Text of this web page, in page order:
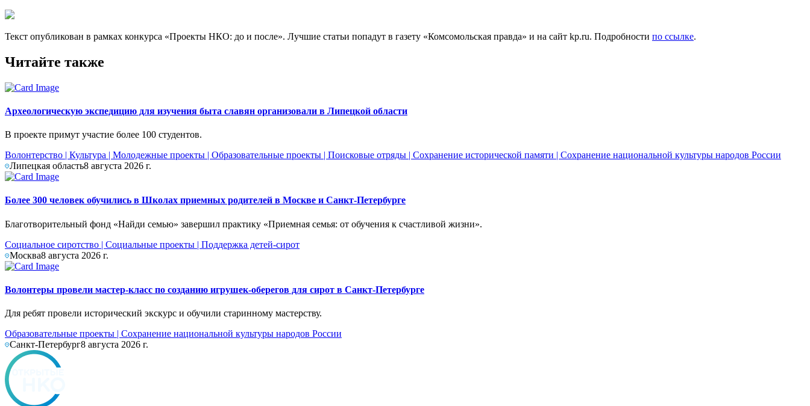
Текст опубликован в рамках конкурса «Проекты НКО: до и после». Лучшие статьи попадут в газету «Комсомольская правда» и на сайт kp.ru. Подробности по ссылке.
Читайте также
Археологическую экспедицию для изучения быта славян организовали в Липецкой области
В проекте примут участие более 100 студентов.
Волонтерство | Культура | Молодежные проекты | Образовательные проекты | Поисковые отряды | Сохранение исторической памяти | Сохранение национальной культуры народов России
Липецкая область8 августа 2026 г.
Более 300 человек обучились в Школах приемных родителей в Москве и Санкт-Петербурге
Благотворительный фонд «Найди семью» завершил практику «Приемная семья: от обучения к счастливой жизни».
Социальное сиротство | Социальные проекты | Поддержка детей-сирот
Москва8 августа 2026 г.
Волонтеры провели мастер-класс по созданию игрушек-оберегов для сирот в Санкт-Петербурге
Для ребят провели исторический экскурс и обучили старинному мастерству.
Образовательные проекты | Сохранение национальной культуры народов России
Санкт-Петербург8 августа 2026 г.